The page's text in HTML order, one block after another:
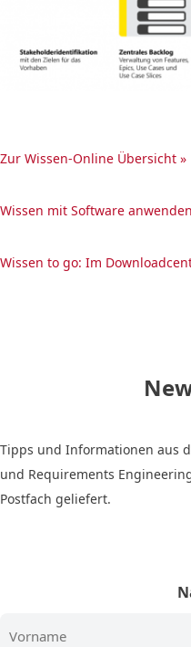
Zur Wissen-Online Übersicht »
Wissen mit Software
Wissen to go: Im
Tipps und Informationen aus
und Requirements
Postfach geliefert.